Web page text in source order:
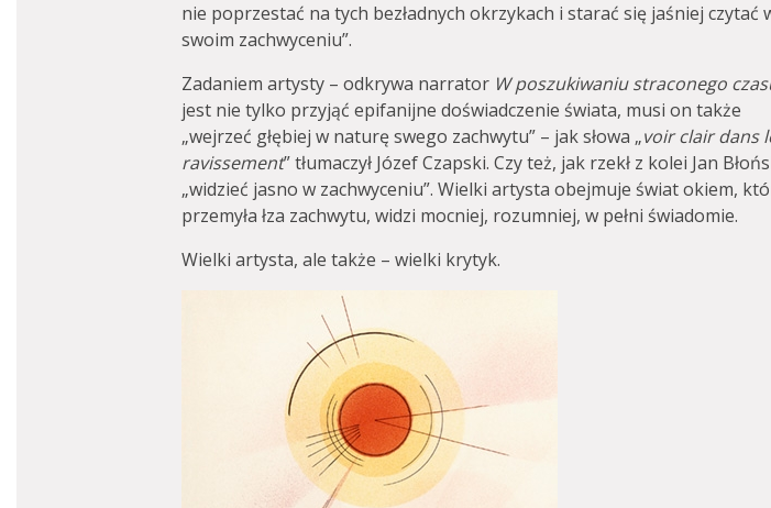
nie poprzestać na tych bezładnych okrzykach i starać się jaśniej czytać
swoim zachwyceniu”.
Zadaniem artysty – odkrywa narrator W poszukiwaniu straconego
jest nie tylko przyjąć epifanijne doświadczenie świata, musi on także
„wejrzeć głębiej w naturę swego zachwytu” – jak słowa „voir clair dans
ravissement” tłumaczył Józef Czapski. Czy też, jak rzekł z kolei Jan
„widzieć jasno w zachwyceniu”. Wielki artysta obejmuje świat okiem,
przemyła łza zachwytu, widzi mocniej, rozumniej, w pełni świadomie.
Wielki artysta, ale także – wielki krytyk.